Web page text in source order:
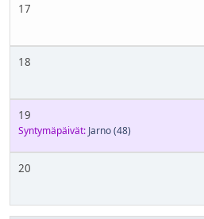
17
18
19
Syntymäpäivät: Jarno(48)
20